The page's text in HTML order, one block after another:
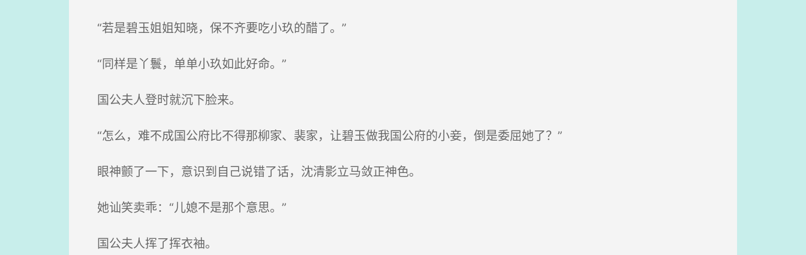
“若是碧玉姐姐知晓，保不齐要吃小玖的醋了。”
“同样是丫鬟，单单小玖如此好命。”
国公夫人登时就沉下脸来。
“怎么，难不成国公府比不得那柳家、裴家，让碧玉做我国公府的小妾，倒是委屈她了？”
眼神颤了一下，意识到自己说错了话，沈清影立马敛正神色。
她讪笑卖乖：“儿媳不是那个意思。”
国公夫人挥了挥衣袖。